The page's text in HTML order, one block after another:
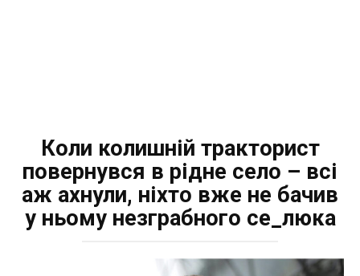
Коли колишній тракторист
повернувся в рідне село – всі
аж ахнули, ніхто вже не бачив
у ньому незграбного се_люка